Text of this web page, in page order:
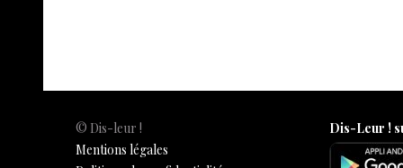
© Dis-leur !
Mentions légales
Dis-Leur !